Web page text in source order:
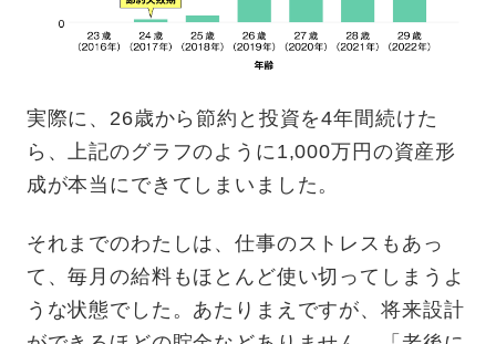
実際に、26歳から節約と投資を4年間続けた
ら、上記のグラフのように1,000万円の資産形
成が本当にできてしまいました。
それまでのわたしは、仕事のストレスもあっ
て、毎月の給料もほとんど使い切ってしまうよ
うな状態でした。あたりまえですが、将来設計